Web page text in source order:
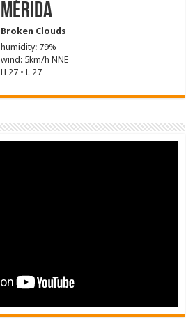
Mérida
Broken Clouds
humidity: 79%
wind: 5km/h NNE
H 27 • L 27